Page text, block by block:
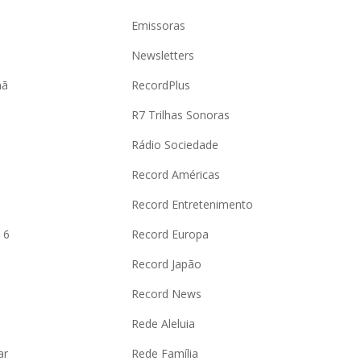
Emissoras
Newsletters
RecordPlus
R7 Trilhas Sonoras
Rádio Sociedade
Record Américas
Record Entretenimento
Record Europa
Record Japão
Record News
Rede Aleluia
Rede Família